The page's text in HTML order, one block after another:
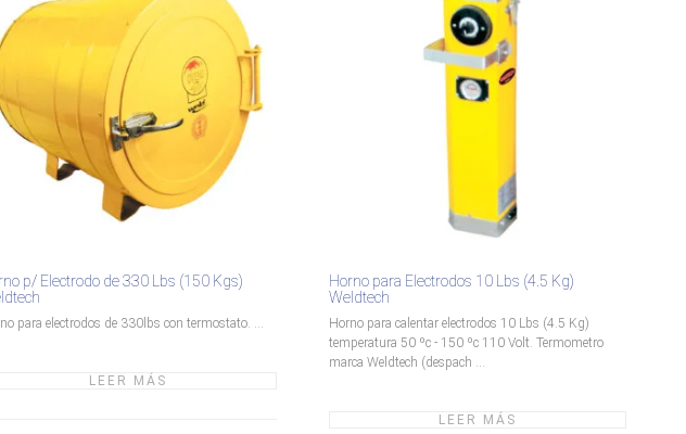
p/ Electrodo de 330 Lbs (150 Kgs)
para electrodos de 330lbs con termostato. ...
LEER MÁS
Horno para Electrodos 10 Lbs (4.5 Kg)
Weldtech
Horno para calentar electrodos 10 Lbs (4.5 Kg)
temperatura 50 ºc - 150 ºc 110 Volt. Termometro
marca Weldtech (despach ...
LEER MÁS